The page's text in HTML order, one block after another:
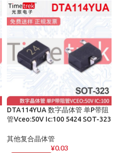
DTA114YUA 数字晶体管 单P带阻
管Vceo:50V Ic:100 5424 SOT-323
其他复合晶体管
¥0.03